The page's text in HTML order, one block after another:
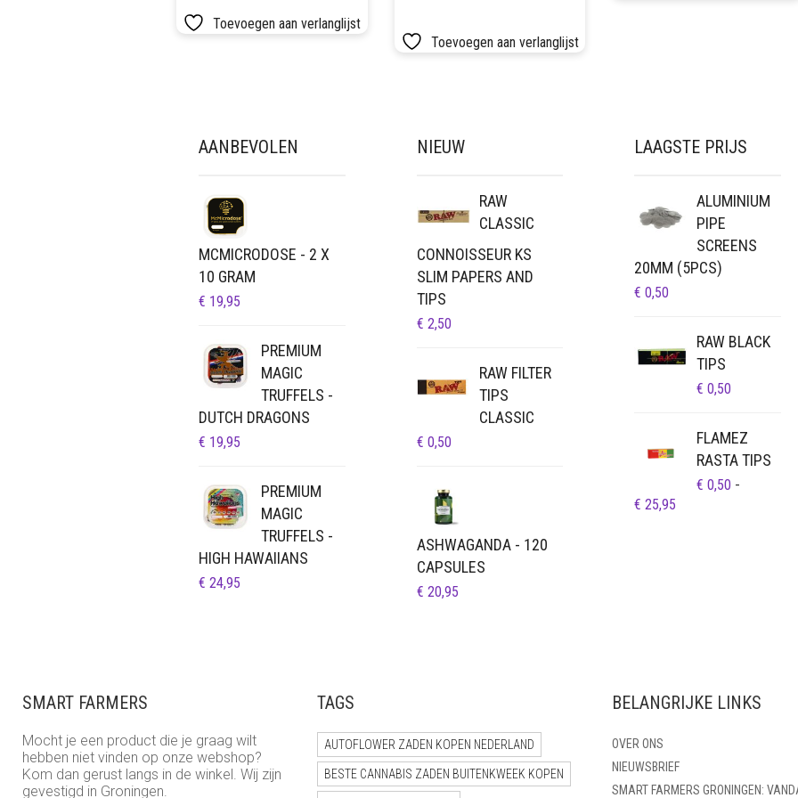
Toevoegen aan verlanglijst
Toevoegen aan verlanglijst
DE
AANBEVOLEN
MCMICRODOSE - 2 X
10 GRAM
€ 19,95
PREMIUM
MAGIC
TRUFFELS -
DUTCH DRAGONS
€ 19,95
PREMIUM
MAGIC
TRUFFELS -
HIGH HAWAIIANS
€ 24,95
NIEUW
RAW
CLASSIC
CONNOISSEUR KS
SLIM PAPERS AND
TIPS
€ 2,50
RAW FILTER
TIPS
CLASSIC
€ 0,50
ASHWAGANDA - 120
CAPSULES
€ 20,95
LAAGSTE PRIJS
ALUMINIUM
PIPE
SCREENS
20MM (5PCS)
€ 0,50
RAW BLACK
TIPS
€ 0,50
FLAMEZ
RASTA TIPS
€ 0,50 -
€ 25,95
SMART FARMERS
Mocht je een product die je graag wilt
hebben niet vinden op onze webshop?
Kom dan gerust langs in de winkel. Wij zijn
gevestigd in Groningen.
TAGS
AUTOFLOWER ZADEN KOPEN NEDERLAND
BESTE CANNABIS ZADEN BUITENKWEEK KOPEN
BELANGRIJKE LINKS
OVER ONS
NIEUWSBRIEF
SMART FARMERS GRONINGEN: